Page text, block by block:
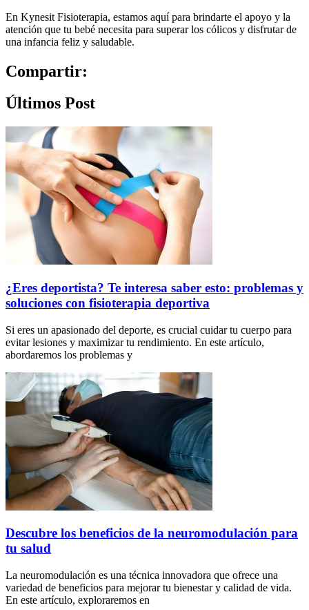
En Kynesit Fisioterapia, estamos aquí para brindarte el apoyo y la
atención que tu bebé necesita para superar los cólicos y disfrutar de
una infancia feliz y saludable.
Compartir:
Últimos Post
¿Eres deportista? Te interesa saber esto: problemas y
soluciones con fisioterapia deportiva
Si eres un apasionado del deporte, es crucial cuidar tu cuerpo para
evitar lesiones y maximizar tu rendimiento. En este artículo,
abordaremos los problemas y
Descubre los beneficios de la neuromodulación para
tu salud
La neuromodulación es una técnica innovadora que ofrece una
variedad de beneficios para mejorar tu bienestar y calidad de vida.
En este artículo, exploraremos en